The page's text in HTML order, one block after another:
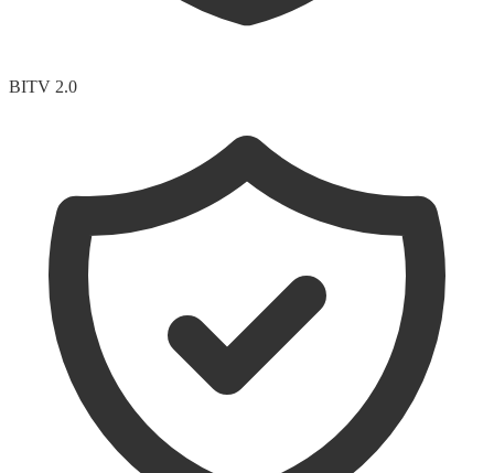
BITV 2.0